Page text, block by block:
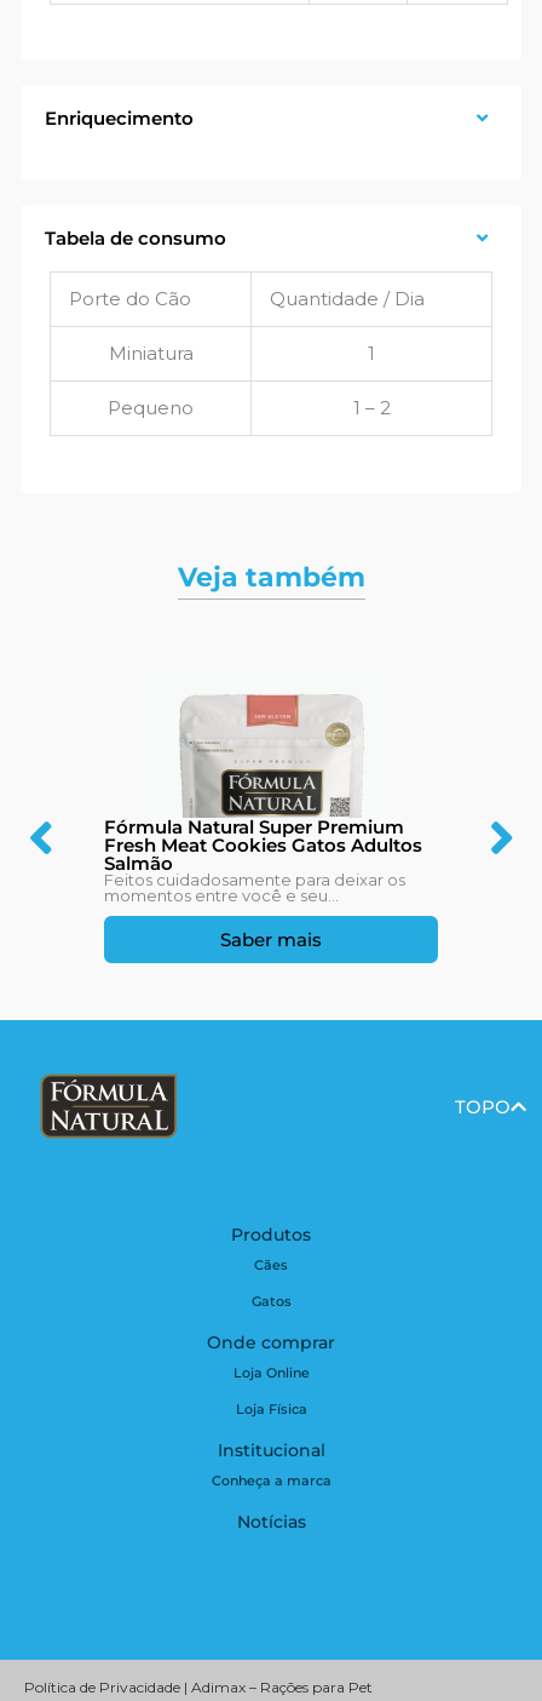
Enriquecimento
Tabela de consumo
Porte do Cão Quantidade / Dia
Miniatura 1
Pequeno 1 – 2
Veja também
Fórmula Natural Super Premium
Fresh Meat Cookies Gatos Adultos
Salmão
Feitos cuidadosamente para deixar os
momentos entre você e seu...
Saber mais
TOPO
Produtos
Cães
Gatos
Onde comprar
Loja Online
Loja Física
Institucional
Conheça a marca
Notícias
Política de Privacidade | Adimax – Rações para Pet